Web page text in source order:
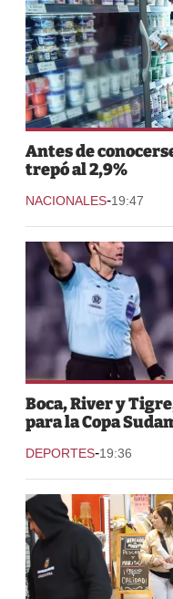
Antes de
trepó al 2,9%
NACIONALES-19:47
Boca, River y
para la Copa
DEPORTES-19:36